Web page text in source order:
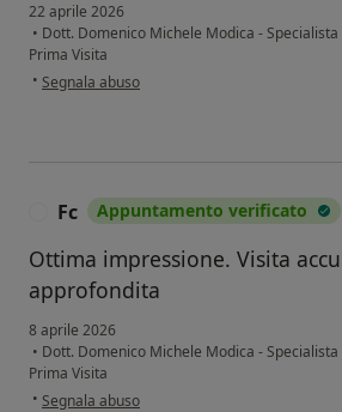
22 aprile 2026
• Dott. Domenico Michele Modica -
Prima Visita
• secondo l'opinione dell'utente G.G.
Segnala abuso
Fc Appuntamento verificato
Ottima impressione. Visita
approfondita
8 aprile 2026
• Dott. Domenico Michele Modica -
Prima Visita
• secondo l'opinione dell'utente Fc
Segnala abuso